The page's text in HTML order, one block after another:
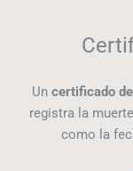
Un certificado
registra la
como la